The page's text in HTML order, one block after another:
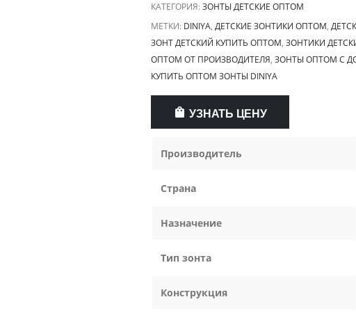
КАТЕГОРИЯ:ЗОНТЫ ДЕТСКИЕ ОПТОМ
МЕТКИ: DINIYA, ДЕТСКИЕ ЗОНТИКИ ОПТОМ,
ЗОНТ ДЕТСКИЙ КУПИТЬ ОПТОМ, ЗОНТИКИ
ОПТОМ ОТ ПРОИЗВОДИТЕЛЯ, ЗОНТЫ ОПТОМ С
КУПИТЬ ОПТОМ ЗОНТЫ DINIYA
УЗНАТЬ ЦЕНУ
Производитель
Страна
Назначение
Тип зонта
Конструкция